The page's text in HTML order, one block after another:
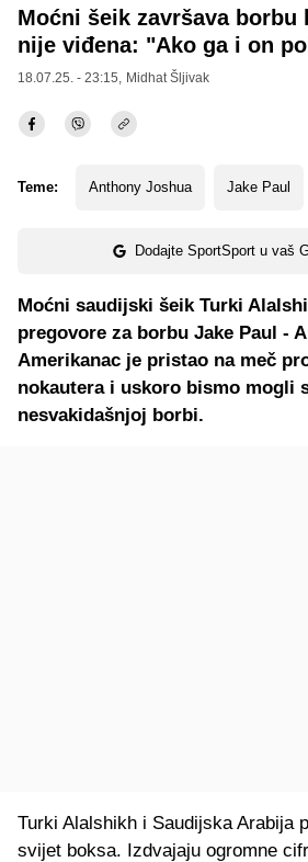
Moćni šeik završava borbu
nije viđena: "Ako ga i on
18.07.25. - 23:15, Midhat Šljivak
Teme: Anthony Joshua Jake Paul
Dodajte SportSport u vaš
Moćni saudijski šeik Turki
pregovore za borbu Jake Paul -
Amerikanac je pristao na meč
nokautera i uskoro bismo mogli
nesvakidašnjoj borbi.
Turki Alalshikh i Saudijska Arabija
svijet boksa. Izdvajaju ogromne